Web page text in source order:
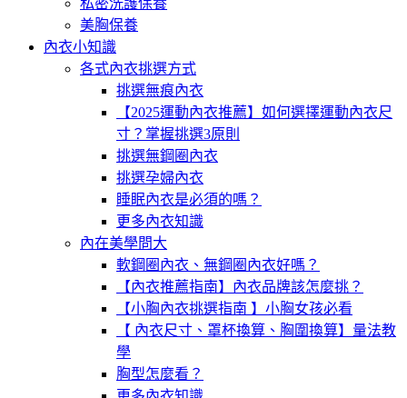
私密洗護保養
美胸保養
內衣小知識
各式內衣挑選方式
挑選無痕內衣
【2025運動內衣推薦】如何選擇運動內衣尺
寸？掌握挑選3原則
挑選無鋼圈內衣
挑選孕婦內衣
睡眠內衣是必須的嗎？
更多內衣知識
內在美學問大
軟鋼圈內衣、無鋼圈內衣好嗎？
【內衣推薦指南】內衣品牌該怎麼挑？
【小胸內衣挑選指南 】小胸女孩必看
【 內衣尺寸、罩杯換算、胸圍換算】量法教
學
胸型怎麼看？